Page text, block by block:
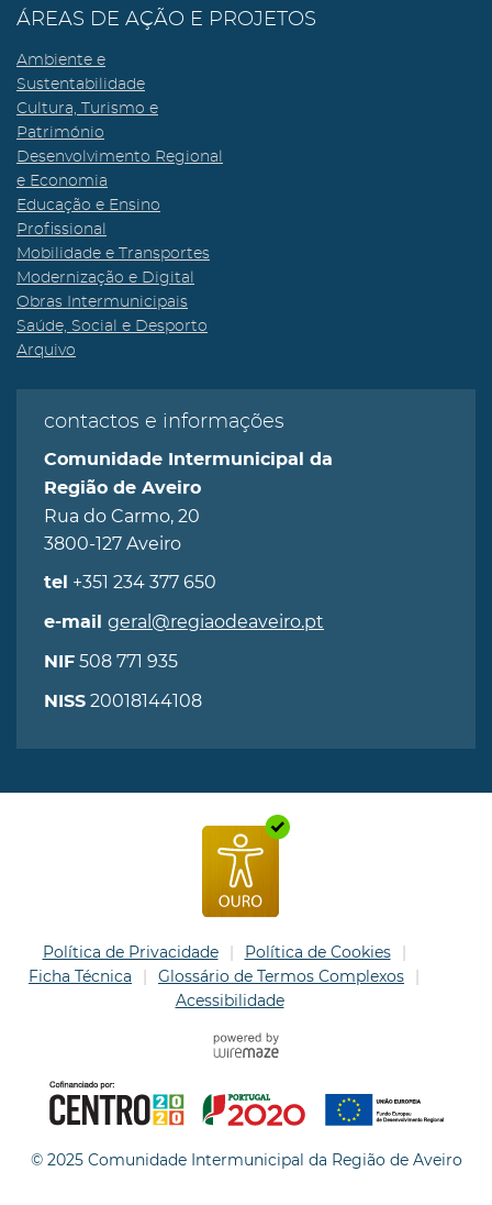
ÁREAS DE AÇÃO E PROJETOS
Ambiente e
Sustentabilidade
Cultura, Turismo e
Património
Desenvolvimento Regional
e Economia
Educação e Ensino
Profissional
Mobilidade e Transportes
Modernização e Digital
Obras Intermunicipais
Saúde, Social e Desporto
Arquivo
contactos e informações
Comunidade Intermunicipal da
Região de Aveiro
Rua do Carmo, 20
3800-127 Aveiro
tel +351 234 377 650
e-mail geral@regiaodeaveiro.pt
NIF 508 771 935
NISS 20018144108
Política de Privacidade
Política de Cookies
Ficha Técnica
Glossário de Termos Complexos
Acessibilidade
© 2025 Comunidade Intermunicipal da Região de Aveiro